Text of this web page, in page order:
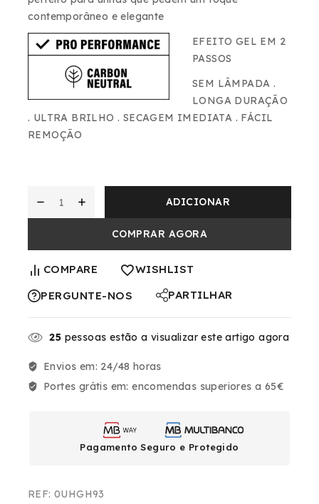
contemporâneo e elegante
EFEITO GEL EM 2
PASSOS
SEM LÂMPADA .
LONGA DURAÇÃO
. ULTRA BRILHO . SECAGEM IMEDIATA . FÁCIL
REMOÇÃO
ADICIONAR
COMPRAR AGORA
COMPARE
WISHLIST
PERGUNTE-NOS
PARTILHAR
25 pessoas estão a visualizar este artigo agora
Envios em: 24/48 horas
Portes grátis em:encomendas superiores a 65€
Pagamento Seguro e Protegido
REF: 0UHGH93